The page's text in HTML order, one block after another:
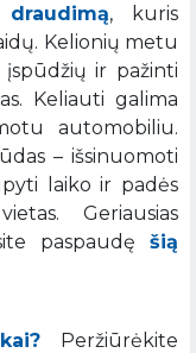
, kuris
Kelionių metu
ir pažinti
Keliauti galima
automobiliu.
– išsinuomoti
laiko ir padės
Geriausias
paspaudę šią
Peržiūrėkite